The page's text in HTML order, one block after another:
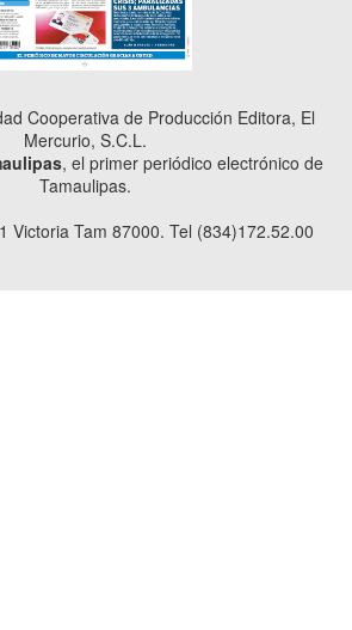
Cooperativa de Producción Editora, El
Mercurio, S.C.L.
, el primer periódico electrónico de
Tamaulipas.
Victoria Tam 87000. Tel (834)172.52.00